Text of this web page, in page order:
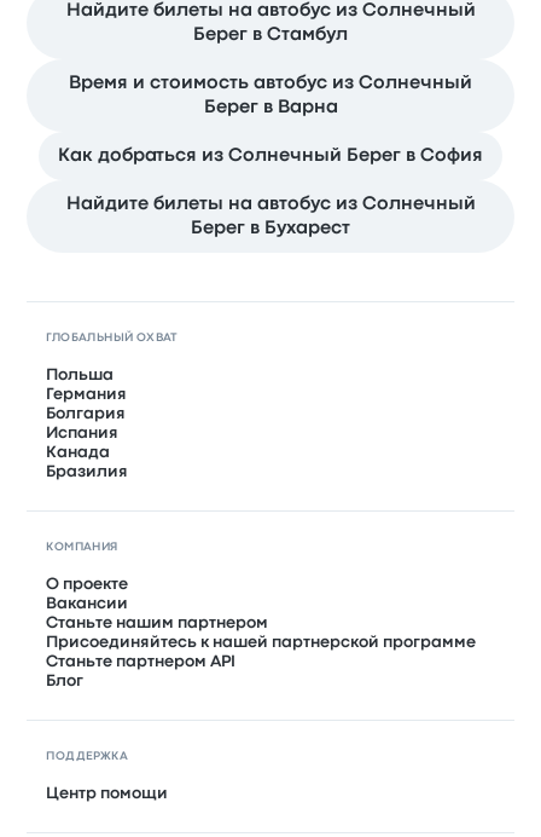
Найдите билеты на автобус из Солнечный
Берег в Стамбул
Время и стоимость автобус из Солнечный
Берег в Варна
Как добраться из Солнечный Берег в София
Найдите билеты на автобус из Солнечный
Берег в Бухарест
ГЛОБАЛЬНЫЙ ОХВАТ
Польша
Германия
Болгария
Испания
Канада
Бразилия
КОМПАНИЯ
О проекте
Вакансии
Станьте нашим партнером
Присоединяйтесь к нашей партнерской программе
Станьте партнером API
Блог
ПОДДЕРЖКА
Центр помощи